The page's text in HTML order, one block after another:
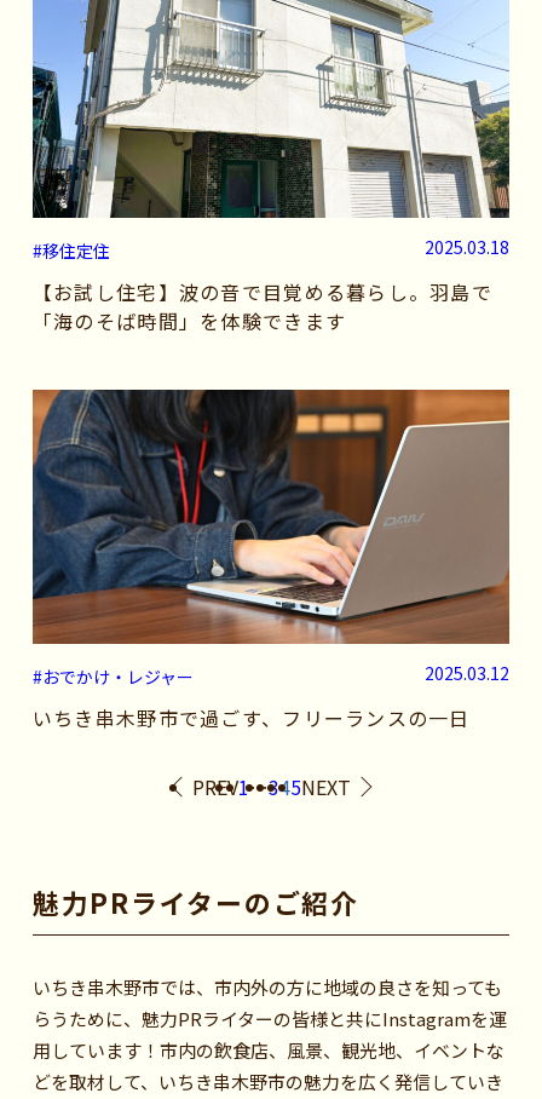
#移住定住 2025.03.18
【お試し住宅】波の音で目覚める暮らし。羽島で
「海のそば時間」を体験できます
#おでかけ・レジャー 2025.03.12
いちき串木野市で過ごす、フリーランスの一日
PREV1…345NEXT
魅力PRライターのご紹介
いちき串木野市では、市内外の方に地域の良さを知っても
らうために、魅力PRライターの皆様と共にInstagramを運
用しています！市内の飲食店、風景、観光地、イベントな
どを取材して、いちき串木野市の魅力を広く発信していき